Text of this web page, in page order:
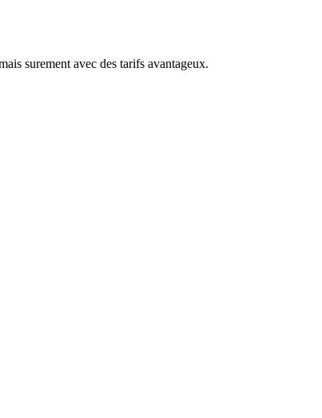
surement avec des tarifs avantageux.